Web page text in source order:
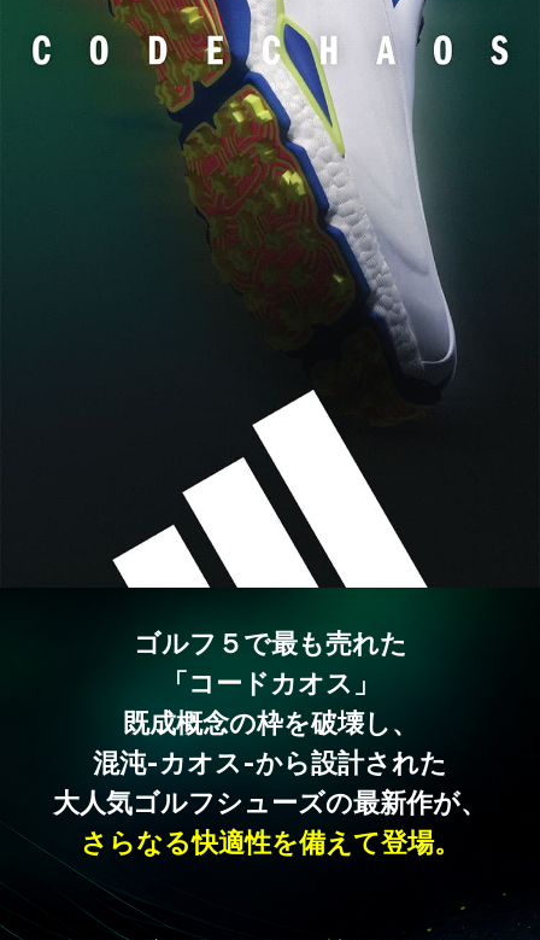
ゴルフ５で最も売れた
「コードカオス」
既成概念の枠を破壊し、
混沌-カオス-から設計された
大人気ゴルフシューズの最新作が、
さらなる快適性を備えて登場。